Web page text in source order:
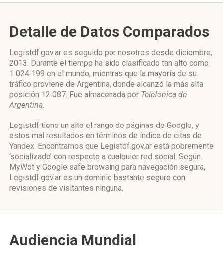
Detalle de Datos Comparados
Legistdf.gov.ar es seguido por nosotros desde diciembre,
2013. Durante el tiempo ha sido clasificado tan alto como
1 024 199 en el mundo, mientras que la mayoría de su
tráfico proviene de Argentina, donde alcanzó la más alta
posición 12 087. Fue almacenada por Telefonica de
Argentina.
Legistdf tiene un alto el rango de páginas de Google, y
estos mal resultados en términos de índice de citas de
Yandex. Encontramos que Legistdf.gov.ar está pobremente
‘socializado’ con respecto a cualquier red social. Según
MyWot y Google safe browsing para navegación segura,
Legistdf.gov.ar es un dominio bastante seguro con
revisiones de visitantes ninguna.
Audiencia Mundial